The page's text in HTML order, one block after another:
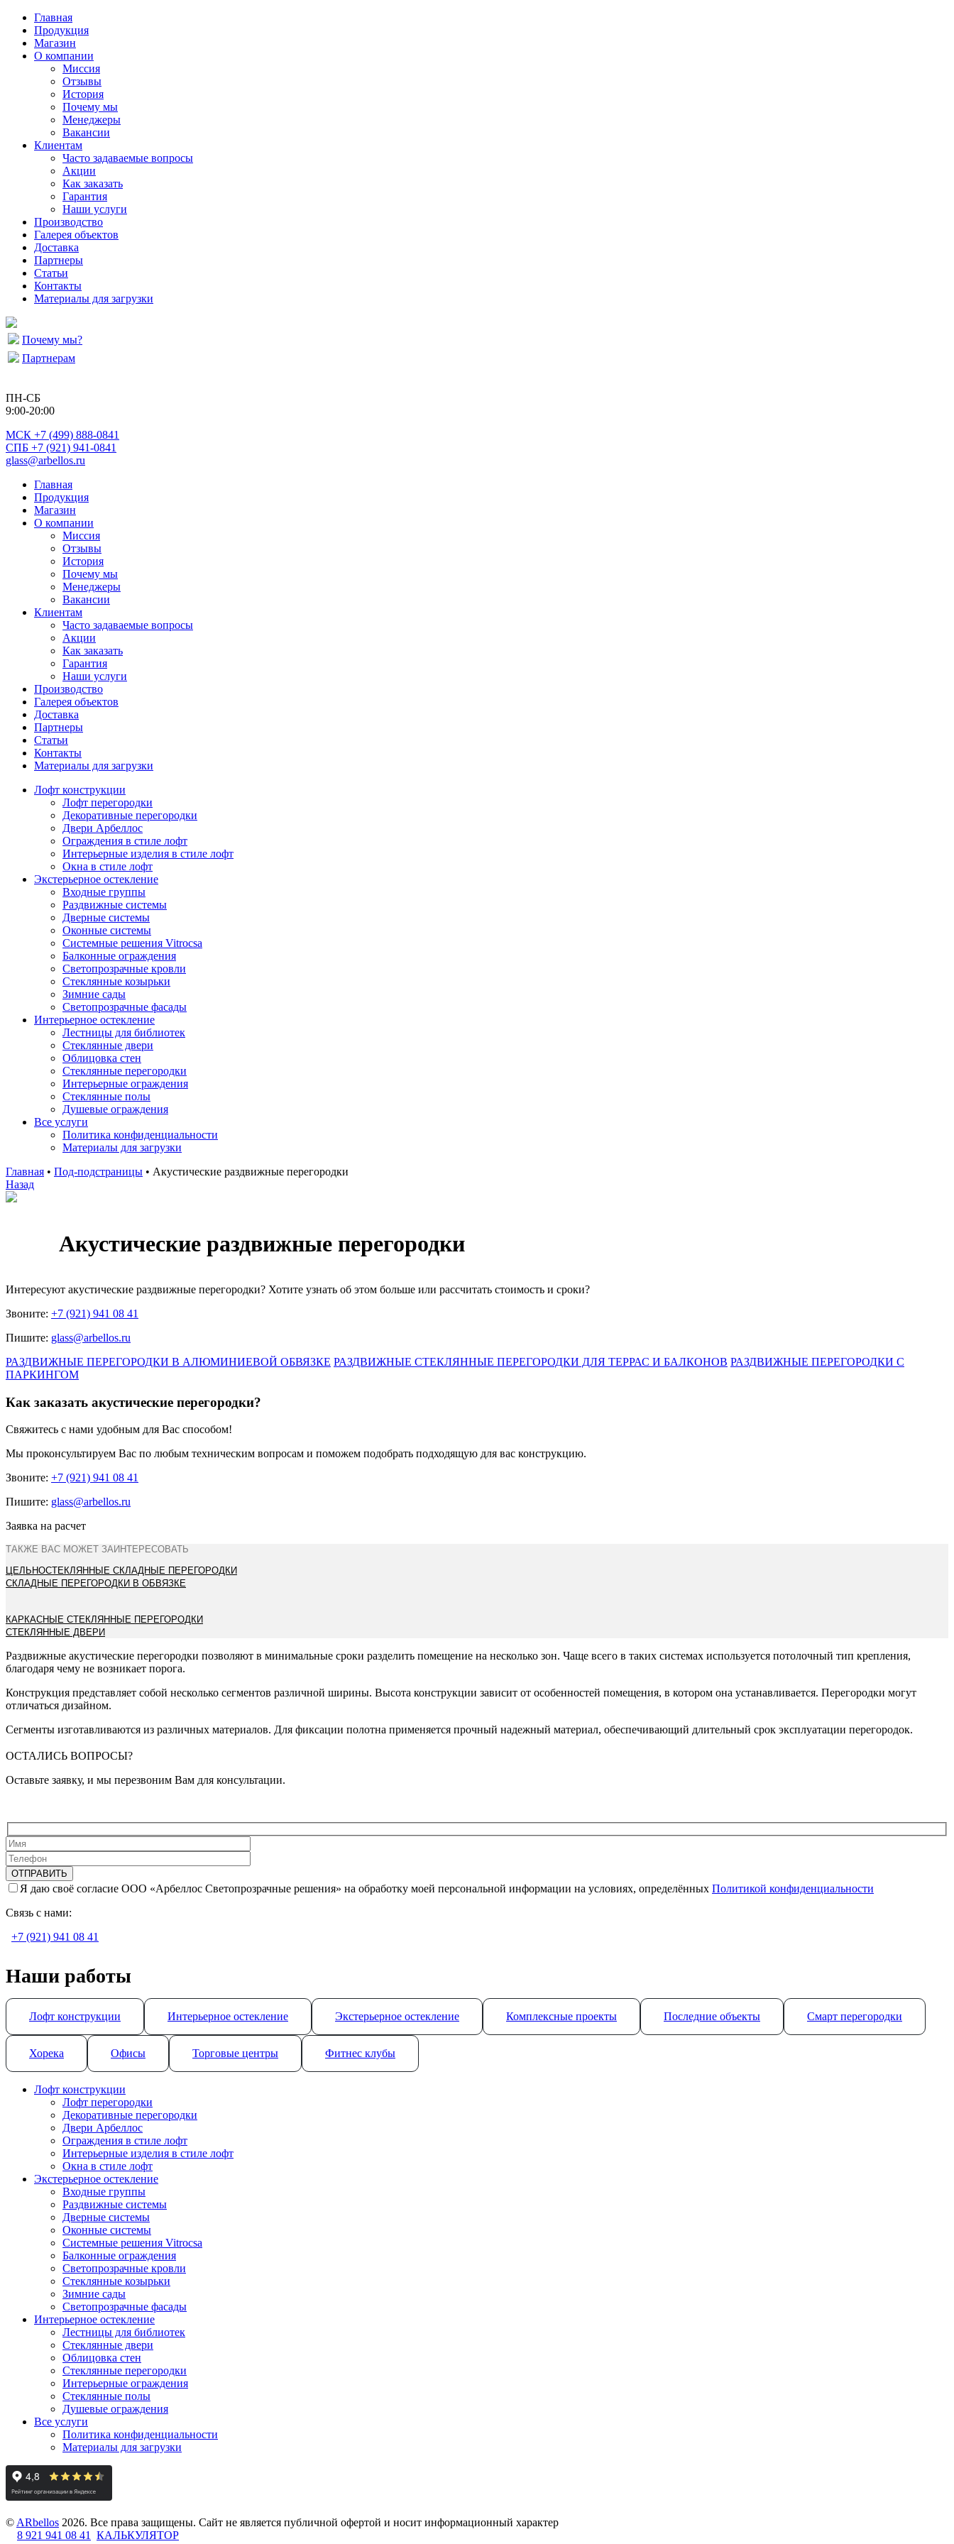
Главная
Продукция
Магазин
О компании
Миссия
Отзывы
История
Почему мы
Менеджеры
Вакансии
Клиентам
Часто задаваемые вопросы
Акции
Как заказать
Гарантия
Наши услуги
Производство
Галерея объектов
Доставка
Партнеры
Статьи
Контакты
Материалы для загрузки
Почему мы?
Партнерам
ПН-СБ
9:00-20:00
МСК +7 (499) 888-0841
СПБ +7 (921) 941-0841
glass@arbellos.ru
Главная
Продукция
Магазин
О компании
Миссия
Отзывы
История
Почему мы
Менеджеры
Вакансии
Клиентам
Часто задаваемые вопросы
Акции
Как заказать
Гарантия
Наши услуги
Производство
Галерея объектов
Доставка
Партнеры
Статьи
Контакты
Материалы для загрузки
Лофт конструкции
Лофт перегородки
Декоративные перегородки
Двери Арбеллос
Ограждения в стиле лофт
Интерьерные изделия в стиле лофт
Окна в стиле лофт
Экстерьерное остекление
Входные группы
Раздвижные системы
Дверные системы
Оконные системы
Системные решения Vitrocsa
Балконные ограждения
Светопрозрачные кровли
Стеклянные козырьки
Зимние сады
Светопрозрачные фасады
Интерьерное остекление
Лестницы для библиотек
Стеклянные двери
Облицовка стен
Стеклянные перегородки
Интерьерные ограждения
Стеклянные полы
Душевые ограждения
Все услуги
Политика конфиденциальности
Материалы для загрузки
Главная • Под-подстраницы • Акустические раздвижные перегородки
Назад
Акустические раздвижные перегородки
Интересуют акустические раздвижные перегородки? Хотите узнать об этом больше или рассчитать стоимость и сроки?
Звоните: +7 (921) 941 08 41
Пишите: glass@arbellos.ru
РАЗДВИЖНЫЕ ПЕРЕГОРОДКИ В АЛЮМИНИЕВОЙ ОБВЯЗКЕ РАЗДВИЖНЫЕ СТЕКЛЯННЫЕ ПЕРЕГОРОДКИ ДЛЯ ТЕРРАС И БАЛКОНОВ РАЗДВИЖНЫЕ ПЕРЕГОРОДКИ С
ПАРКИНГОМ
Как заказать акустические перегородки?
Свяжитесь с нами удобным для Вас способом!
Мы проконсультируем Вас по любым техническим вопросам и поможем подобрать подходящую для вас конструкцию.
Звоните: +7 (921) 941 08 41
Пишите: glass@arbellos.ru
Заявка на расчет
ТАКЖЕ ВАС МОЖЕТ ЗАИНТЕРЕСОВАТЬ
ЦЕЛЬНОСТЕКЛЯННЫЕ СКЛАДНЫЕ ПЕРЕГОРОДКИ
СКЛАДНЫЕ ПЕРЕГОРОДКИ В ОБВЯЗКЕ
КАРКАСНЫЕ СТЕКЛЯННЫЕ ПЕРЕГОРОДКИ
СТЕКЛЯННЫЕ ДВЕРИ
Раздвижные акустические перегородки позволяют в минимальные сроки разделить помещение на несколько зон. Чаще всего в таких системах используется потолочный тип крепления,
благодаря чему не возникает порога.
Конструкция представляет собой несколько сегментов различной ширины. Высота конструкции зависит от особенностей помещения, в котором она устанавливается. Перегородки могут
отличаться дизайном.
Сегменты изготавливаются из различных материалов. Для фиксации полотна применяется прочный надежный материал, обеспечивающий длительный срок эксплуатации перегородок.
ОСТАЛИСЬ ВОПРОСЫ?
Оставьте заявку, и мы перезвоним Вам для консультации.
Я даю своё согласие ООО «Арбеллос Светопрозрачные решения» на обработку моей персональной информации на условиях, определённых Политикой конфиденциальности
Связь с нами:
+7 (921) 941 08 41
Наши работы
Лофт конструкции Интерьерное остекление Экстерьерное остекление Комплексные проекты Последние объекты Смарт перегородки
Хорека Офисы Торговые центры Фитнес клубы
Лофт конструкции
Лофт перегородки
Декоративные перегородки
Двери Арбеллос
Ограждения в стиле лофт
Интерьерные изделия в стиле лофт
Окна в стиле лофт
Экстерьерное остекление
Входные группы
Раздвижные системы
Дверные системы
Оконные системы
Системные решения Vitrocsa
Балконные ограждения
Светопрозрачные кровли
Стеклянные козырьки
Зимние сады
Светопрозрачные фасады
Интерьерное остекление
Лестницы для библиотек
Стеклянные двери
Облицовка стен
Стеклянные перегородки
Интерьерные ограждения
Стеклянные полы
Душевые ограждения
Все услуги
Политика конфиденциальности
Материалы для загрузки
© ARbellos 2026. Все права защищены. Сайт не является публичной офертой и носит информационный характер
8 921 941 08 41
КАЛЬКУЛЯТОР